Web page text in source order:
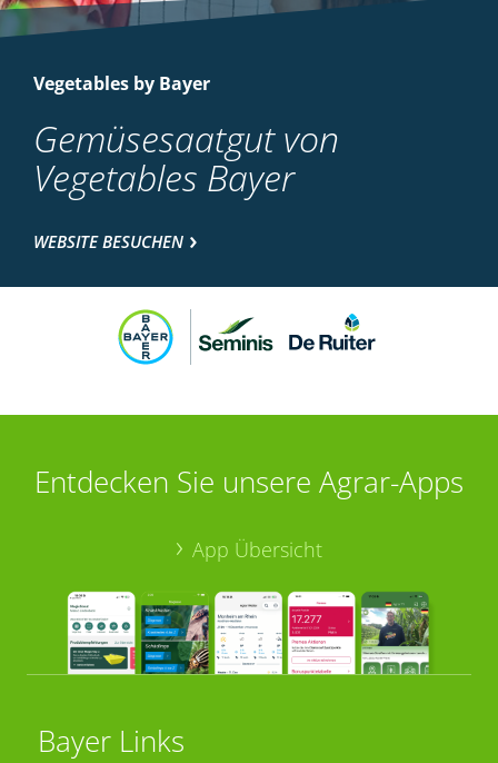
Vegetables by Bayer
Gemüsesaatgut von
Vegetables Bayer
WEBSITE BESUCHEN
Entdecken Sie unsere Agrar-Apps
App Übersicht
Bayer Links